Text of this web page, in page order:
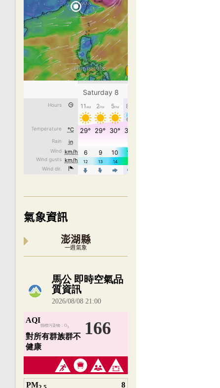
氣象資訊
澎湖縣
一週氣象
內嵌空氣品質小工具為視覺預覽，完整即時